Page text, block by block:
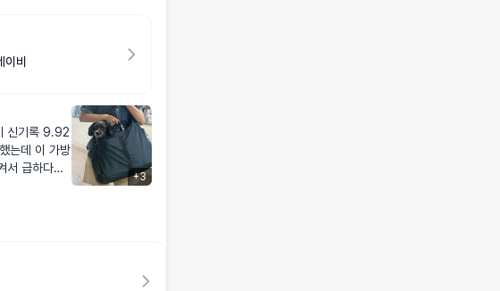
비
신기록 9.92
는데 이 가방
+3